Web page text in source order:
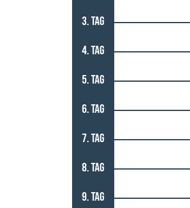
3. TAG
4. TAG
5. TAG
6. TAG
7. TAG
8. TAG
9. TAG